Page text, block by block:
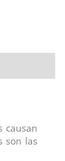
causan
son las